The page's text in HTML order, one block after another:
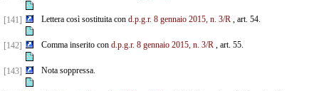
[141] Lettera così sostituita con d.p.g.r. 8 gennaio 2015, n. 3/R, art. 54.
[142] Comma inserito con d.p.g.r. 8 gennaio 2015, n. 3/R, art. 55.
[143] Nota soppressa.